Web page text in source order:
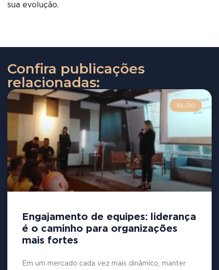
sua evolução.
Confira publicações
relacionadas:
BLOG
Engajamento de equipes: liderança
é o caminho para organizações
mais fortes
Em um mercado cada vez mais dinâmico, manter